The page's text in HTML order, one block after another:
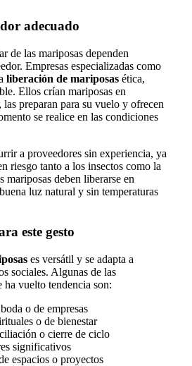
adecuado
de las mariposas dependen
Empresas especializadas como
liberación de mariposas ética,
Ellos crían mariposas en
preparan para su vuelo y ofrecen
se realice en las condiciones
a proveedores sin experiencia, ya
riesgo tanto a los insectos como la
mariposas deben liberarse en
luz natural y sin temperaturas
este gesto
es versátil y se adapta a
sociales. Algunas de las
ha vuelto tendencia son:
o de empresas
o de bienestar
o cierre de ciclo
significativos
espacios o proyectos